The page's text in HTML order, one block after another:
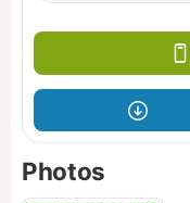
Photos